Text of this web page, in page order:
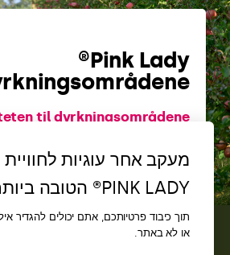
Pink Lady®
til dyrkningsområdene
מעקב אחר עוגיות לחוויית
PINK LADY® הטובה ביותר
תוך כיבוד פרטיותכם, אתם יכולים להגדיר
או לא באתר.